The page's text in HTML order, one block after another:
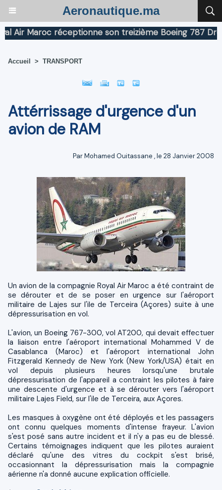
Aeronautique.ma
Maroc réceptionne son treizième Boeing 787
Accueil > TRANSPORT
Attérrissage d'urgence d'un
avion de RAM
ParMohamed Ouitassane , le 28 Janvier 2008
Un avion de la compagnie Royal Air Maroc a été contraint de
se dérouter et de se poser en urgence sur l'aéroport
militaire de Lajes sur l'ile de Terceira (Açores) suite à une
dépressurisation en vol.
L'avion, un Boeing 767-300, vol AT200, qui devait effectuer
la liaison entre l'aéroport international Mohammed V de
Casablanca (Maroc) et l'aéroport international John
Fitzgerald Kennedy de New York (New York/USA) était en
vol depuis plusieurs heures lorsqu'une brutale
dépressurisation de l'appareil a contraint les pilotes à faire
une descente d'urgence et à se dérouter vers l'aéroport
militaire Lajes Field, sur l'ile de Terceira, aux Açores.
Les masques à oxygène ont été déployés et les passagers
ont connu quelques moments d'intense frayeur. L'avion
s'est posé sans autre incident et il n'y a pas eu de blessé.
Certains témoignages indiquent que les pilotes auraient
déclaré qu'une des vitres du cockpit s'est brisé,
occasionnant la dépressurisation mais la compagnie
aérienne n'a donné aucune explication officielle.